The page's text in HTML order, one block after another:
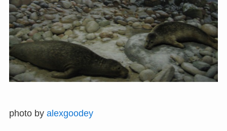
photo by alexgoodey